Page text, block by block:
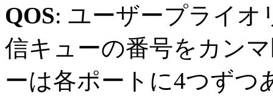
QOS: ユーザープライオ
信キューの番号をカン
ーは各ポートに4つずつ